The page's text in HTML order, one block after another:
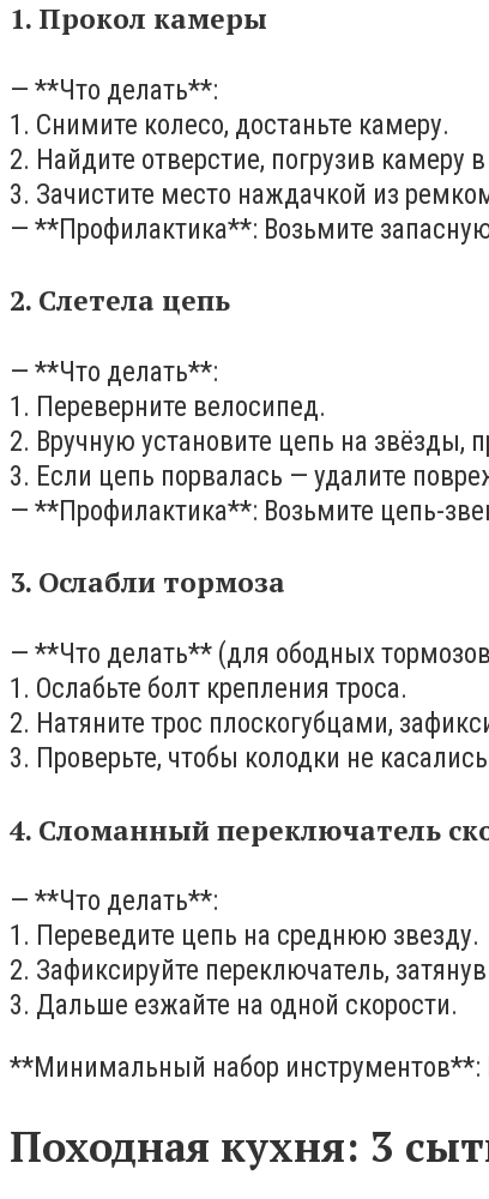
1. Прокол камеры
— **Что делать**:
1. Снимите колесо, достаньте камеру.
2. Найдите отверстие, погрузив камеру
3. Зачистите место наждачкой из
— **Профилактика**: Возьмите
2. Слетела цепь
— **Что делать**:
1. Переверните велосипед.
2. Вручную установите цепь на звёзды,
3. Если цепь порвалась — удалите
— **Профилактика**: Возьмите цепь-
3. Ослабли тормоза
— **Что делать** (для ободных
1. Ослабьте болт крепления троса.
2. Натяните трос плоскогубцами,
3. Проверьте, чтобы колодки не
4. Сломанный переключатель
— **Что делать**:
1. Переведите цепь на среднюю звезду.
2. Зафиксируйте переключатель,
3. Дальше езжайте на одной скорости.
**Минимальный набор инструментов**:
Походная кухня: 3